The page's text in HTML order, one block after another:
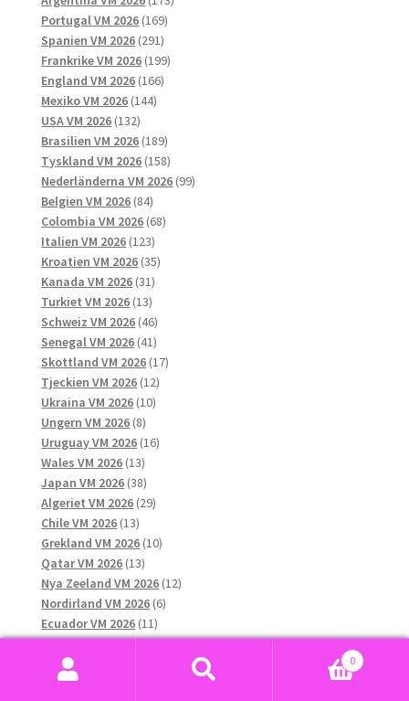
Portugal VM 2026 169169
Spanien VM 2026 291291
produkter
Frankrike VM 2026 199199
England VM 2026 166166
Mexiko VM 2026 144144
USA VM 2026 132132
produkter
Brasilien VM 2026 189189
produkter
Tyskland VM 2026 158158
produkter
Nederländerna VM 2026 9999
Belgien VM 2026 8484
produkter
Colombia VM 2026 6868
Italien VM 2026 123123
produkter
Kroatien VM 2026 3535
Kanada VM 2026 3131
produkter
Turkiet VM 2026 1313
produkter
Schweiz VM 2026 4646
produkter
Senegal VM 2026 4141
produkter
Skottland VM 2026 1717
Tjeckien VM 2026 1212
Ukraina VM 2026 1010
Ungern VM 2026 88
produkter
Uruguay VM 2026 1616
Wales VM 2026 1313
produkter
Japan VM 2026 3838
produkter
Algeriet VM 2026 2929
Chile VM 2026 1313
produkter
Grekland VM 2026 1010
Qatar VM 2026 1313
produkter
Nya Zeeland VM 2026 1212
Nordirland VM 2026 66
Ecuador VM 2026 1111
produkter
Paraguay VM 2026 1111
produkter
Marocko VM 2026
produkter
Australien VM 2026
0